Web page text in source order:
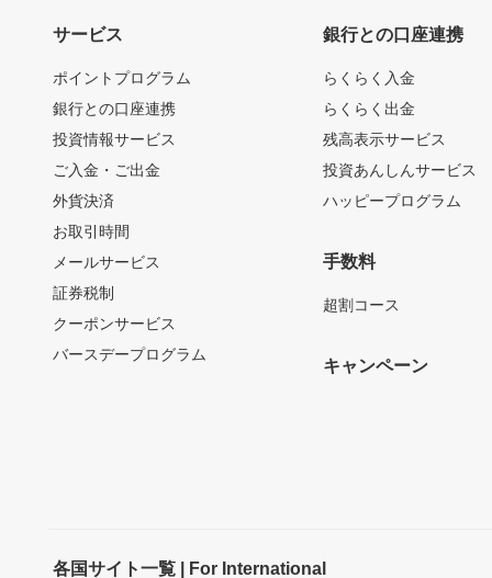
サービス
ポイントプログラム
銀行との口座連携
投資情報サービス
ご入金・ご出金
外貨決済
お取引時間
メールサービス
証券税制
クーポンサービス
バースデープログラム
銀行との口座連携
らくらく入金
らくらく出金
残高表示サービス
投資あんしんサービス
ハッピープログラム
手数料
超割コース
キャンペーン
各国サイト一覧 | For International